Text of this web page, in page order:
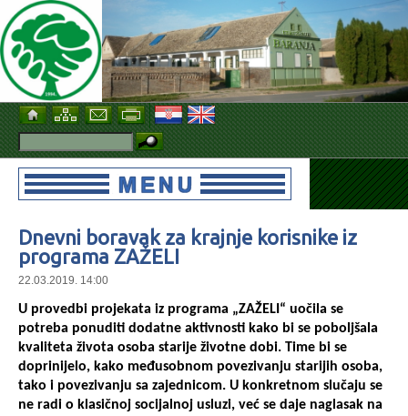
Dnevni boravak za krajnje korisnike iz
programa ZAŽELI
22.03.2019. 14:00
U provedbi projekata iz programa „ZAŽELI“ uočila se
potreba ponuditi dodatne aktivnosti kako bi se poboljšala
kvaliteta života osoba starije životne dobi. Time bi se
doprinijelo, kako međusobnom povezivanju starijih osoba,
tako i povezivanju sa zajednicom. U konkretnom slučaju se
ne radi o klasičnoj socijalnoj usluzi, već se daje naglasak na